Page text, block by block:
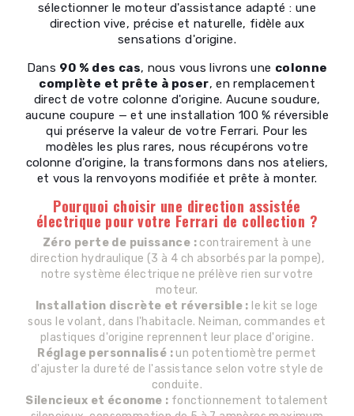
sélectionner le moteur d'assistance adapté : une
direction vive, précise et naturelle, fidèle aux
sensations d'origine.
Dans 90 % des cas, nous vous livrons une colonne
complète et prête à poser, en remplacement
direct de votre colonne d'origine. Aucune soudure,
aucune coupure — et une installation 100 % réversible
qui préserve la valeur de votre Ferrari. Pour les
modèles les plus rares, nous récupérons votre
colonne d'origine, la transformons dans nos ateliers,
et vous la renvoyons modifiée et prête à monter.
Pourquoi choisir une direction assistée
électrique pour votre Ferrari de collection ?
Zéro perte de puissance : contrairement à une
direction hydraulique (3 à 4 ch absorbés par la pompe),
notre système électrique ne prélève rien sur votre
moteur.
Installation discrète et réversible : le kit se loge
sous le volant, dans l'habitacle. Neiman, commandes et
plastiques d'origine reprennent leur place d'origine.
Réglage personnalisé : un potentiomètre permet
d'ajuster la dureté de l'assistance selon votre style de
conduite.
Silencieux et économe : fonctionnement totalement